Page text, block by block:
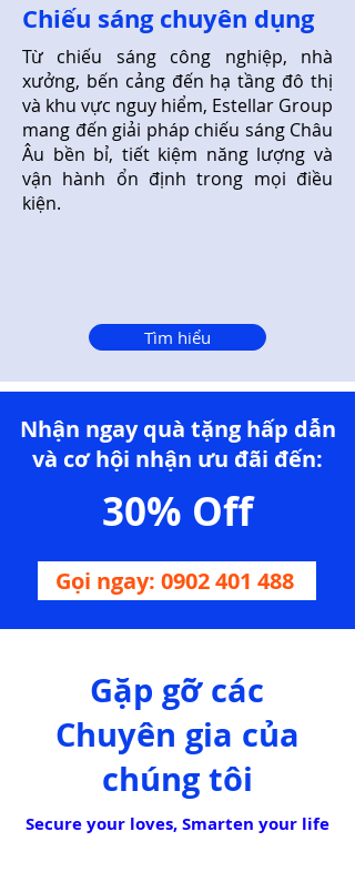
​Chiếu sáng chuyên dụng
Từ chiếu sáng công nghiệp, nhà
xưởng, bến cảng đến hạ tầng đô thị
và khu vực nguy hiểm, Estellar Group
mang đến giải pháp chiếu sáng Châu
Âu bền bỉ, tiết kiệm năng lượng và
vận hành ổn định trong mọi điều
kiện.
Tìm hiểu
Nhận ngay quà tặng hấp dẫn
và cơ hội nhận ưu đãi đến:
30% Off
Gọi ngay: 0902 401 488
Gặp gỡ các
Chuyên gia của
chúng tôi
Secure your loves, Smarten your life